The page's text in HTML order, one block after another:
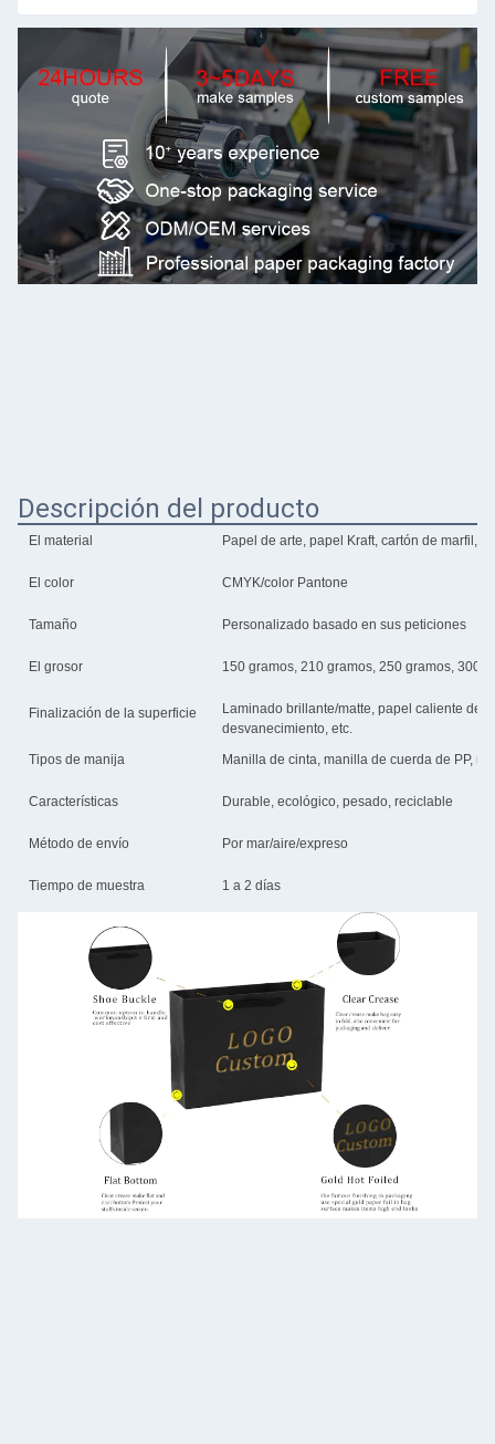
Descripción del producto
El material Papel de arte, papel Kraft, cartón de marfil,
El color CMYK/color Pantone
Tamaño Personalizado basado en sus peticiones
El grosor 150 gramos, 210 gramos, 250 gramos, 300
Finalización de la superficie
Laminado brillante/matte, papel caliente de
desvanecimiento, etc.
Tipos de manija
Manilla de cinta, manilla de cuerda de PP,
Características Durable, ecológico, pesado, reciclable
Método de envío Por mar/aire/expreso
Tiempo de muestra 1 a 2 días